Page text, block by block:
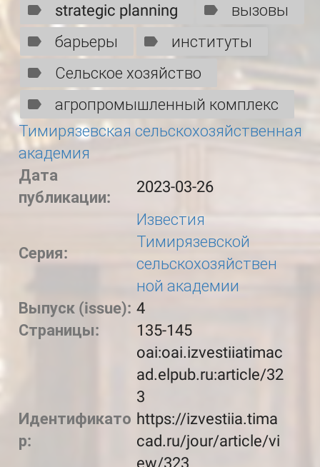
strategic planning
вызовы
барьеры
институты
Сельское хозяйство
агропромышленный комплекс
Тимирязевская сельскохозяйственная
академия
Дата
публикации:
2023-03-26
Серия:
Известия
Тимирязевской
сельскохозяйствен
ной академии
Выпуск (issue): 4
Страницы:
135-145
Идентификато
р:
oai:oai.izvestiiatimac
ad.elpub.ru:article/32
3
https://izvestiia.tima
cad.ru/jour/article/vi
ew/323